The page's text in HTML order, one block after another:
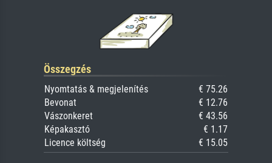
Összegzés
Nyomtatás & megjelenítés
€ 75.26
Bevonat
€ 12.76
Vászonkeret
€ 43.56
Képakasztó
€ 1.17
Licence költség
€ 15.05